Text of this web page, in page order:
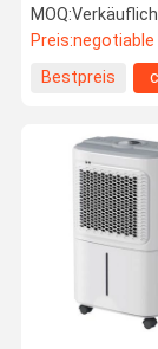
Decke
An der
Kleines
Tragbare
MOQ:Verkäuflich
Preis:negotiable
Bestpreis